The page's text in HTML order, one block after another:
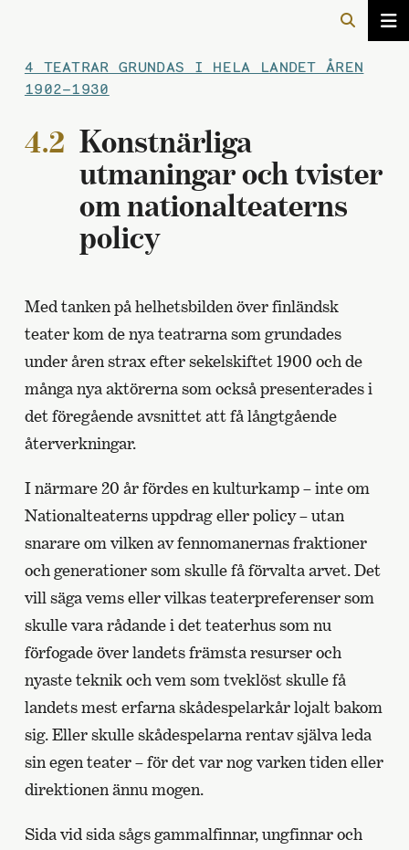
4 TEATRAR GRUNDAS I HELA LANDET ÅREN
1902–1930
4.2 Konstnärliga
utmaningar och tvister
om nationalteaterns
policy
Med tanken på helhetsbilden över finländsk
teater kom de nya teatrarna som grundades
under åren strax efter sekelskiftet 1900 och de
många nya aktörerna som också presenterades i
det föregående avsnittet att få långtgående
återverkningar.
I närmare 20 år fördes en kulturkamp – inte om
Nationalteaterns uppdrag eller policy – utan
snarare om vilken av fennomanernas fraktioner
och generationer som skulle få förvalta arvet. Det
vill säga vems eller vilkas teaterpreferenser som
skulle vara rådande i det teaterhus som nu
förfogade över landets främsta resurser och
nyaste teknik och vem som tveklöst skulle få
landets mest erfarna skådespelarkår lojalt bakom
sig. Eller skulle skådespelarna rentav själva leda
sin egen teater – för det var nog varken tiden eller
direktionen ännu mogen.
Sida vid sida sågs gammalfinnar, ungfinnar och